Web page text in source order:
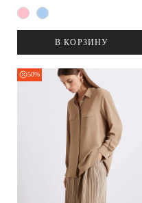
В КОРЗИНУ
50%